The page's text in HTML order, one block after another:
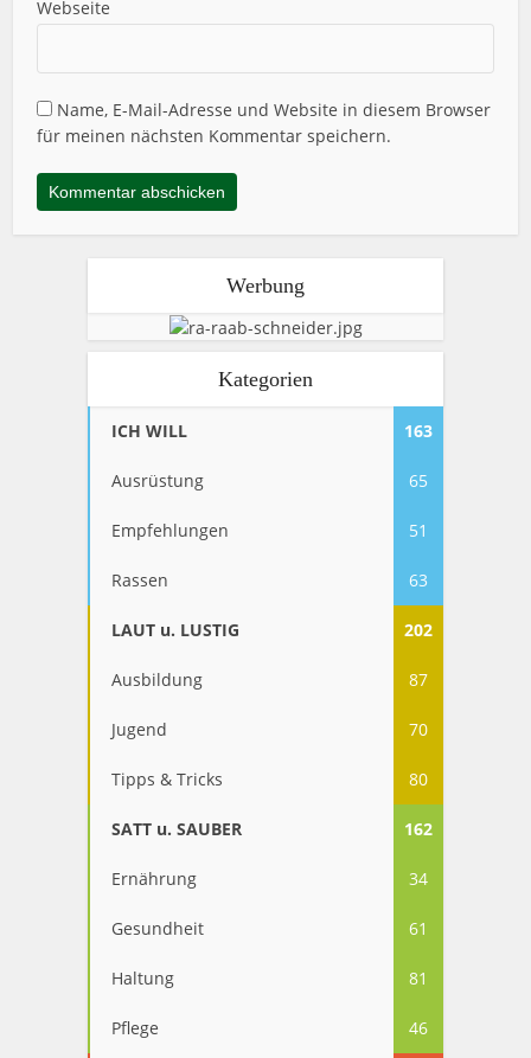
Webseite
Name, E-Mail-Adresse und Website in diesem Browser
für meinen nächsten Kommentar speichern.
Werbung
Kategorien
ICH WILL 163
Ausrüstung 65
Empfehlungen 51
Rassen 63
LAUT u. LUSTIG 202
Ausbildung 87
Jugend 70
Tipps & Tricks 80
SATT u. SAUBER 162
Ernährung 34
Gesundheit 61
Haltung 81
Pflege 46